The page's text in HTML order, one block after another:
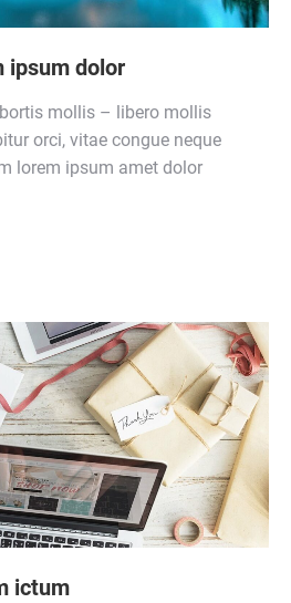
ipsum dolor
mollis – libero mollis
orci, vitae congue neque
lorem ipsum amet dolor
ictum